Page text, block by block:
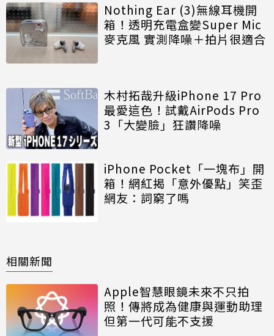
Nothing Ear (3)無線耳機開
箱！透明充電盒變Super Mic
麥克風 實測降噪＋拍片很適合
木村拓哉升級iPhone 17 Pro
最愛這色！試戴AirPods Pro
3「大變臉」狂讚降噪
iPhone Pocket「一塊布」開
箱！網紅揭「意外優點」笑歪
網友：詞窮了嗎
相關新聞
Apple智慧眼鏡未來不只拍
照！傳將成為健康與運動助理
但第一代可能不支援